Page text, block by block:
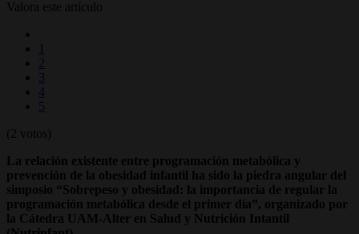
Valora este artículo
1
2
3
4
5
(2 votos)
La relación existente entre programación metabólica y
prevención de la obesidad infantil ha sido la piedra angular del
simposio “Sobrepeso y obesidad: la importancia de regular la
programación metabólica desde el primer día”, organizado por
la Cátedra UAM-Alter en Salud y Nutrición Intantil